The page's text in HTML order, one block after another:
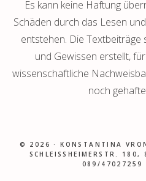
Es kann keine Haftung
Schäden durch das Lesen
entstehen. Die Textbeiträge
und Gewissen erstellt,
wissenschaftliche
noch
© 2026 ·KONSTANTINA
SCHLEISSHEIMERSTR. 180,
89/47027259